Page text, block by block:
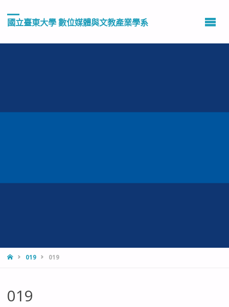
國立臺東大學 數位媒體與文教產業學系
HOME019 019
019